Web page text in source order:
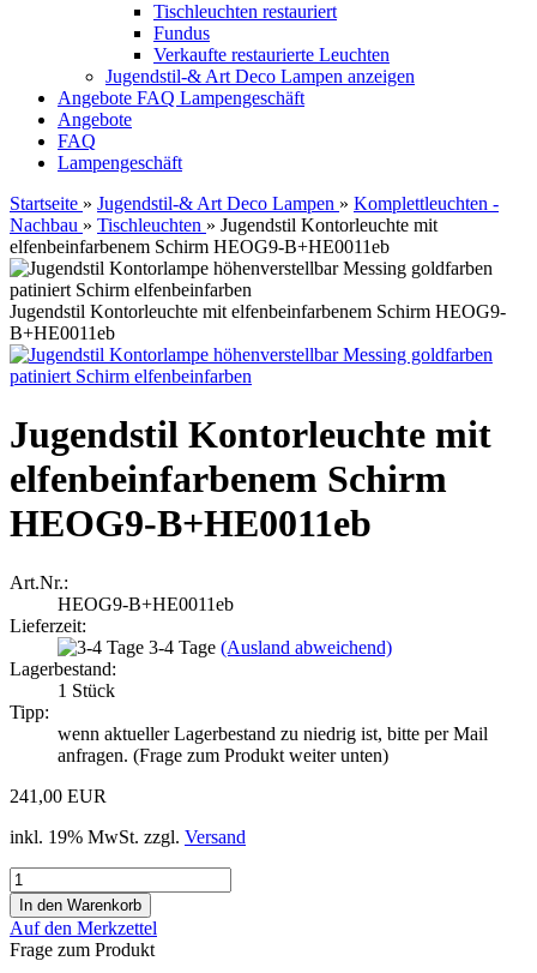
Tischleuchten restauriert
Fundus
Verkaufte restaurierte Leuchten
Jugendstil-& Art Deco Lampen anzeigen
Angebote FAQ Lampengeschäft
Angebote
FAQ
Lampengeschäft
Startseite » Jugendstil-& Art Deco Lampen » Komplettleuchten -
Nachbau » Tischleuchten » Jugendstil Kontorleuchte mit
elfenbeinfarbenem Schirm HEOG9-B+HE0011eb
Jugendstil Kontorleuchte mit elfenbeinfarbenem Schirm HEOG9-
B+HE0011eb
Jugendstil Kontorleuchte mit
elfenbeinfarbenem Schirm
HEOG9-B+HE0011eb
Art.Nr.:
HEOG9-B+HE0011eb
Lieferzeit:
3-4 Tage (Ausland abweichend)
Lagerbestand:
1 Stück
Tipp:
wenn aktueller Lagerbestand zu niedrig ist, bitte per Mail
anfragen. (Frage zum Produkt weiter unten)
241,00 EUR
inkl. 19% MwSt. zzgl. Versand
Auf den Merkzettel
Frage zum Produkt